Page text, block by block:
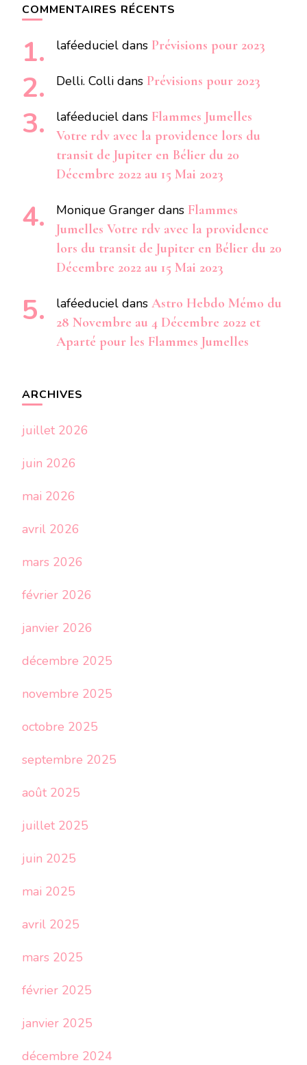
COMMENTAIRES RÉCENTS
laféeduciel dans Prévisions pour 2023
Delli. Colli dans Prévisions pour 2023
laféeduciel dans Flammes Jumelles
Votre rdv avec la providence lors du
transit de Jupiter en Bélier du 20
Décembre 2022 au 15 Mai 2023
Monique Granger dans Flammes
Jumelles Votre rdv avec la providence
lors du transit de Jupiter en Bélier du 20
Décembre 2022 au 15 Mai 2023
laféeduciel dans Astro Hebdo Mémo du
28 Novembre au 4 Décembre 2022 et
Aparté pour les Flammes Jumelles
ARCHIVES
juillet 2026
juin 2026
mai 2026
avril 2026
mars 2026
février 2026
janvier 2026
décembre 2025
novembre 2025
octobre 2025
septembre 2025
août 2025
juillet 2025
juin 2025
mai 2025
avril 2025
mars 2025
février 2025
janvier 2025
décembre 2024